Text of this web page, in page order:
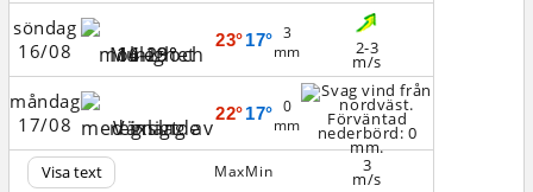
söndag
16/08
måndag
17/08
Visa text
23°
22°
Max
17°
17°
Min
3
mm
0
mm
2-3
m/s
3
m/s